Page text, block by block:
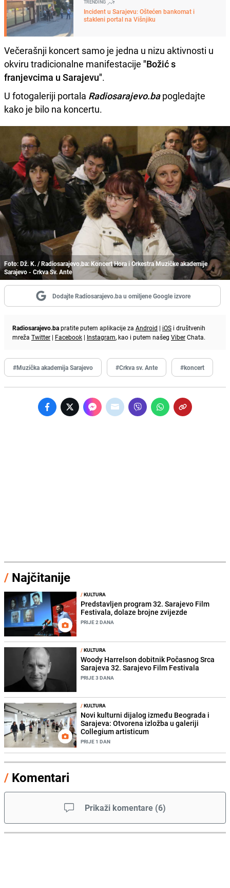
TRENDING
Incident u Sarajevu: Oštećen bankomat i
stakleni portal na Višnjiku
Večerašnji koncert samo je jedna u nizu aktivnosti u
okviru tradicionalne manifestacije "Božić s
franjevcima u Sarajevu".
U fotogaleriji portala Radiosarajevo.bapogledajte
kako je bilo na koncertu.
Foto: Dž. K. / Radiosarajevo.ba: Koncert Hora i Orkestra Muzičke akademije
Sarajevo - Crkva Sv. Ante
Dodajte Radiosarajevo.ba u omiljene Google izvore
Radiosarajevo.bapratite putem aplikacije za Android | iOS i društvenih
mreža Twitter | Facebook | Instagram, kao i putem našeg ViberChata.
#Muzička akademija Sarajevo #Crkva sv. Ante #koncert
/ Najčitanije
/KULTURA
Predstavljen program 32. Sarajevo Film
Festivala, dolaze brojne zvijezde
PRIJE 2 DANA
/KULTURA
Woody Harrelson dobitnik Počasnog Srca
Sarajeva 32. Sarajevo Film Festivala
PRIJE 3 DANA
/KULTURA
Novi kulturni dijalog između Beograda i
Sarajeva: Otvorena izložba u galeriji
Collegium artisticum
PRIJE 1 DAN
/ Komentari
Prikaži komentare (6)